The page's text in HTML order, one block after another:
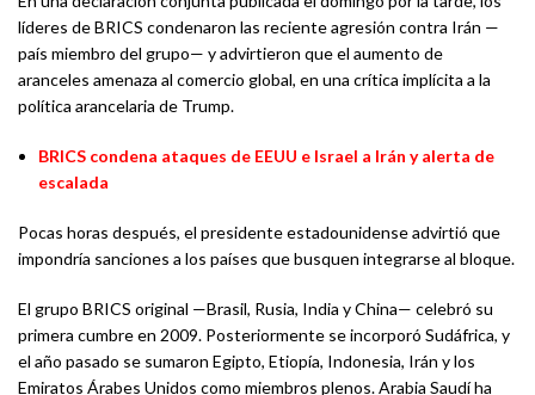
líderes de BRICS condenaron las reciente agresión contra Irán —
país miembro del grupo— y advirtieron que el aumento de
aranceles amenaza al comercio global, en una crítica implícita a la
política arancelaria de Trump.
BRICS condena ataques de EEUU e Israel a Irán y alerta de
escalada
Pocas horas después, el presidente estadounidense advirtió que
impondría sanciones a los países que busquen integrarse al bloque.
El grupo BRICS original —Brasil, Rusia, India y China— celebró su
primera cumbre en 2009. Posteriormente se incorporó Sudáfrica, y
el año pasado se sumaron Egipto, Etiopía, Indonesia, Irán y los
Emiratos Árabes Unidos como miembros plenos. Arabia Saudí ha